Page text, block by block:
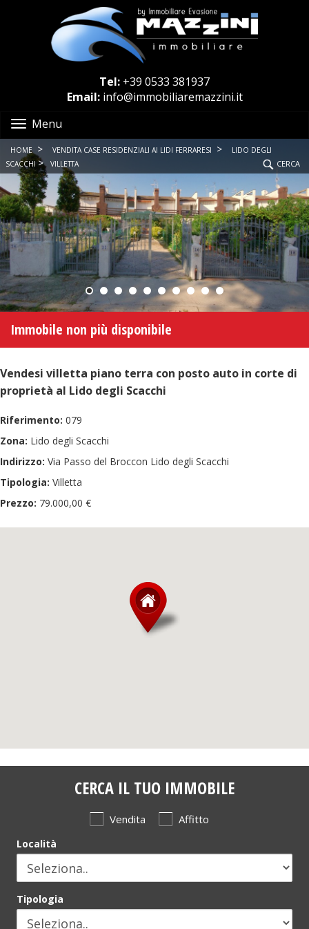
Tel: +39 0533 381937
Email: info@immobiliaremazzini.it
Menu
HOME > VENDITA CASE RESIDENZIALI AI LIDI FERRARESI >
LIDO DEGLI
SCACCHI > VILLETTA CERCA
Immobile non più disponibile
Vendesi villetta piano terra con posto auto in corte di
proprietà al Lido degli Scacchi
Riferimento: 079
Zona: Lido degli Scacchi
Indirizzo: Via Passo del Broccon Lido degli Scacchi
Tipologia: Villetta
Prezzo: 79.000,00 €
CERCA IL TUO IMMOBILE
Vendita Affitto
Località
Tipologia